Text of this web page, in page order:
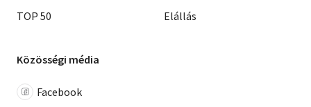
TOP 50
Elállás
Közösségi média
Facebook